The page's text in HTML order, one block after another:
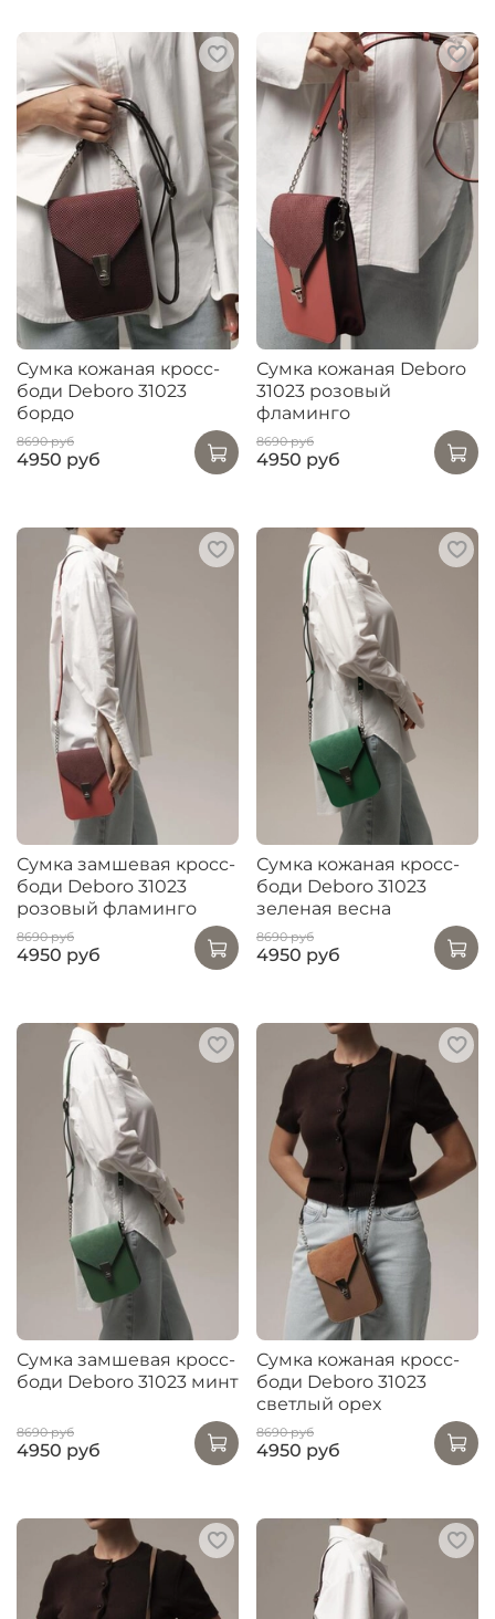
Сумка кожаная кросс-
боди Deboro 31023
бордо
8690 руб
4950 руб
Сумка кожаная Deboro
31023 розовый
фламинго
8690 руб
4950 руб
Сумка замшевая кросс-
боди Deboro 31023
розовый фламинго
8690 руб
4950 руб
Сумка кожаная кросс-
боди Deboro 31023
зеленая весна
8690 руб
4950 руб
Сумка замшевая кросс-
боди Deboro 31023 минт
8690 руб
4950 руб
Сумка кожаная кросс-
боди Deboro 31023
светлый орех
8690 руб
4950 руб